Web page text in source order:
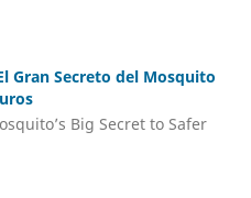
Gran Secreto del Mosquito
Big Secret to Safer